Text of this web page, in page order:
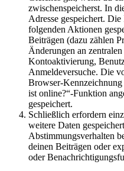
zwischenspeicherst. In
Adresse gespeichert.
folgenden Aktionen
Beiträgen (dazu zählen
Änderungen an
Kontoaktivierung,
Anmeldeversuche. Die
Browser-
ist online?“-Funktion
gespeichert.
Schließlich erfordern
weitere Daten
Abstimmungsverhalten
deinen Beiträgen oder
oder